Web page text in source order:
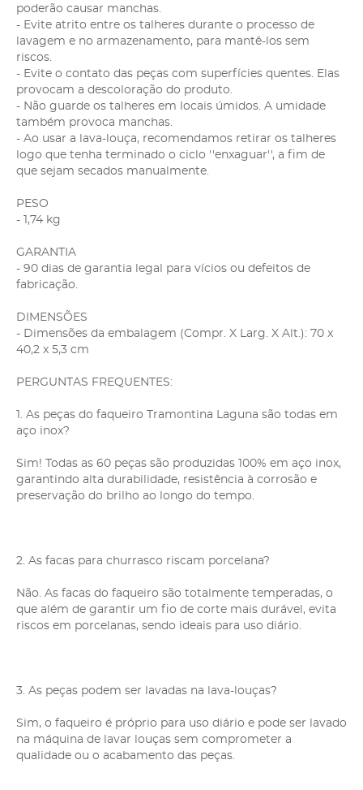
poderão causar manchas.
- Evite atrito entre os talheres durante o processo de
lavagem e no armazenamento, para mantê-los sem
riscos.
- Evite o contato das peças com superfícies quentes. Elas
provocam a descoloração do produto.
- Não guarde os talheres em locais úmidos. A umidade
também provoca manchas.
- Ao usar a lava-louça, recomendamos retirar os talheres
logo que tenha terminado o ciclo ''enxaguar'', a fim de
que sejam secados manualmente.
PESO
- 1,74 kg
GARANTIA
- 90 dias de garantia legal para vícios ou defeitos de
fabricação.
DIMENSÕES
- Dimensões da embalagem (Compr. X Larg. X Alt.): 70 x
40,2 x 5,3 cm
PERGUNTAS FREQUENTES:
1. As peças do faqueiro Tramontina Laguna são todas em
aço inox?
Sim! Todas as 60 peças são produzidas 100% em aço inox,
garantindo alta durabilidade, resistência à corrosão e
preservação do brilho ao longo do tempo.
2. As facas para churrasco riscam porcelana?
Não. As facas do faqueiro são totalmente temperadas, o
que além de garantir um fio de corte mais durável, evita
riscos em porcelanas, sendo ideais para uso diário.
3. As peças podem ser lavadas na lava-louças?
Sim, o faqueiro é próprio para uso diário e pode ser lavado
na máquina de lavar louças sem comprometer a
qualidade ou o acabamento das peças.